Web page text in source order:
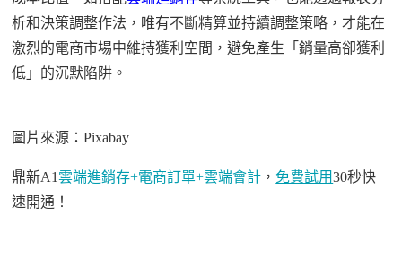
析和決策調整作法， 唯有不斷精算並持續調整策略，才能在
激烈的電商市場中維持獲利空間，避免產生 「銷量高卻獲利
低」的沉默 陷阱。
圖片來源：Pixabay
鼎新A1雲端進銷存+電商訂單+雲端會計 ， 免費試用30秒快
速開通！